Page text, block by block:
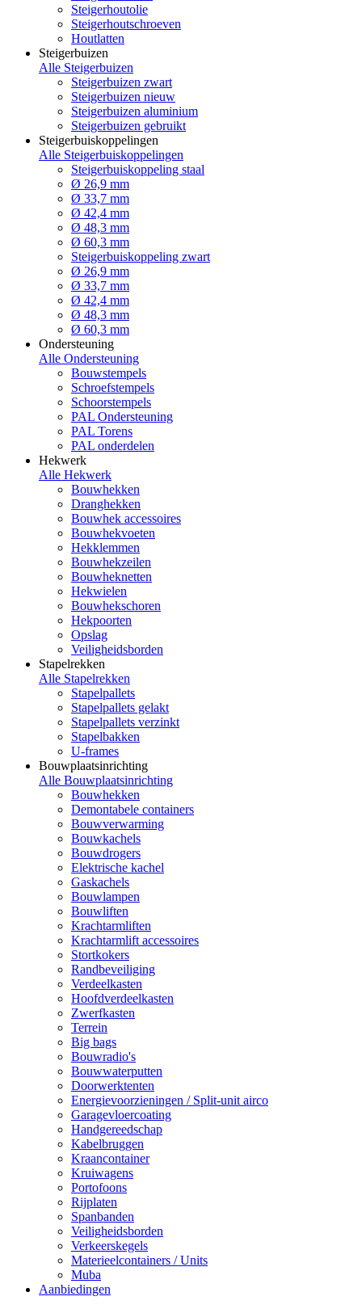
Steigerhoutolie
Steigerhoutschroeven
Houtlatten
Steigerbuizen
Alle Steigerbuizen
Steigerbuizen zwart
Steigerbuizen nieuw
Steigerbuizen aluminium
Steigerbuizen gebruikt
Steigerbuiskoppelingen
Alle Steigerbuiskoppelingen
Steigerbuiskoppeling staal
Ø 26,9 mm
Ø 33,7 mm
Ø 42,4 mm
Ø 48,3 mm
Ø 60,3 mm
Steigerbuiskoppeling zwart
Ø 26,9 mm
Ø 33,7 mm
Ø 42,4 mm
Ø 48,3 mm
Ø 60,3 mm
Ondersteuning
Alle Ondersteuning
Bouwstempels
Schroefstempels
Schoorstempels
PAL Ondersteuning
PAL Torens
PAL onderdelen
Hekwerk
Alle Hekwerk
Bouwhekken
Dranghekken
Bouwhek accessoires
Bouwhekvoeten
Hekklemmen
Bouwhekzeilen
Bouwheknetten
Hekwielen
Bouwhekschoren
Hekpoorten
Opslag
Veiligheidsborden
Stapelrekken
Alle Stapelrekken
Stapelpallets
Stapelpallets gelakt
Stapelpallets verzinkt
Stapelbakken
U-frames
Bouwplaatsinrichting
Alle Bouwplaatsinrichting
Bouwhekken
Demontabele containers
Bouwverwarming
Bouwkachels
Bouwdrogers
Elektrische kachel
Gaskachels
Bouwlampen
Bouwliften
Krachtarmliften
Krachtarmlift accessoires
Stortkokers
Randbeveiliging
Verdeelkasten
Hoofdverdeelkasten
Zwerfkasten
Terrein
Big bags
Bouwradio's
Bouwwaterputten
Doorwerktenten
Energievoorzieningen / Split-unit airco
Garagevloercoating
Handgereedschap
Kabelbruggen
Kraancontainer
Kruiwagens
Portofoons
Rijplaten
Spanbanden
Veiligheidsborden
Verkeerskegels
Materieelcontainers / Units
Muba
Aanbiedingen